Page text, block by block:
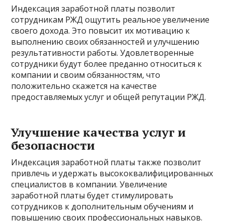
Индексация заработной платы позволит
сотрудникам РЖД ощутить реальное увеличение
своего дохода. Это повысит их мотивацию к
выполнению своих обязанностей и улучшению
результативности работы. Удовлетворенные
сотрудники будут более преданно относиться к
компании и своим обязанностям, что
положительно скажется на качестве
предоставляемых услуг и общей репутации РЖД.
Улучшение качества услуг и
безопасности
Индексация заработной платы также позволит
привлечь и удержать высококвалифицированных
специалистов в компании. Увеличение
заработной платы будет стимулировать
сотрудников к дополнительным обучениям и
повышению своих профессиональных навыков.